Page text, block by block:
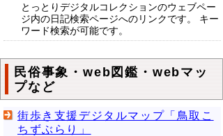
とっとりデジタルコレクションのウェブペー
ジ内の日記検索ページへのリンクです。 キー
ワード検索が可能です。
民俗事象・web図鑑・webマッ
プなど
街歩き支援デジタルマップ「鳥取こ
ちずぶらり」